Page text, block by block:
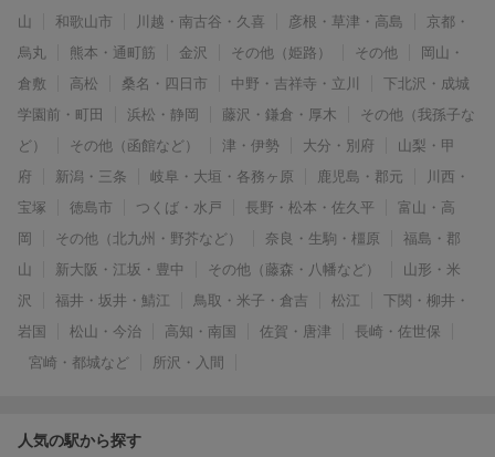
山
和歌山市 川越・南古谷・久喜 彦根・草津・高島
京都・
烏丸
熊本・通町筋 金沢 その他（姫路） その他
岡山・
倉敷
高松 桑名・四日市 中野・吉祥寺・立川
下北沢・成城
学園前・町田
浜松・静岡 藤沢・鎌倉・厚木
その他（我孫子な
ど）
その他（函館など） 津・伊勢 大分・別府
山梨・甲
府
新潟・三条 岐阜・大垣・各務ヶ原 鹿児島・郡元
川西・
宝塚
徳島市 つくば・水戸 長野・松本・佐久平
富山・高
岡
その他（北九州・野芥など） 奈良・生駒・橿原
福島・郡
山
新大阪・江坂・豊中 その他（藤森・八幡など）
山形・米
沢
福井・坂井・鯖江 鳥取・米子・倉吉 松江
下関・柳井・
岩国
松山・今治 高知・南国 佐賀・唐津
長崎・佐世保
宮崎・都城など
所沢・入間
人気の駅から探す